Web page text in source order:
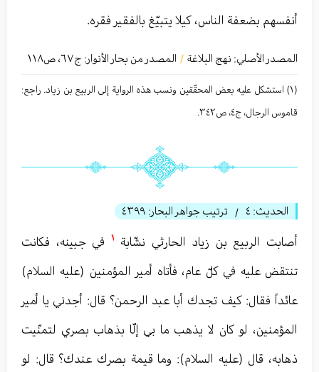
أنفسهم بضعفة الناس، كيلا يتبيّغ بالفقير فقره.
المصدر الأصلي: نهج البلاغة / المصدر من بحار الأنوار: ج٦٧، ص١١٨
(١) استشكل علیه بعض المحقّقین ونسب هذه الروایة إلی الربیع بن زیاد. راجع:
قاموس الرجال، ج٤، ص٣٤٢.
الحديث: ٤ / ترتيب جواهر البحار: ٤٣٩٩
أصابت الربيع بن زياد الحارثي نشّابة
في جبينه، فكانت
تنتقض عليه في كلّ عام، فأتاه أمير المؤمنين (عليه السلام)
عائداً فقال: كيف تجدك أبا عبد الرحمن؟ قال: أجدني يا أمير
المؤمنين، لو كان لا يذهب ما بي إلّا بذهاب بصري لتمنّيت
ذهابه، قال (عليه السلام): وما قيمة بصرك عندك؟ قال: لو